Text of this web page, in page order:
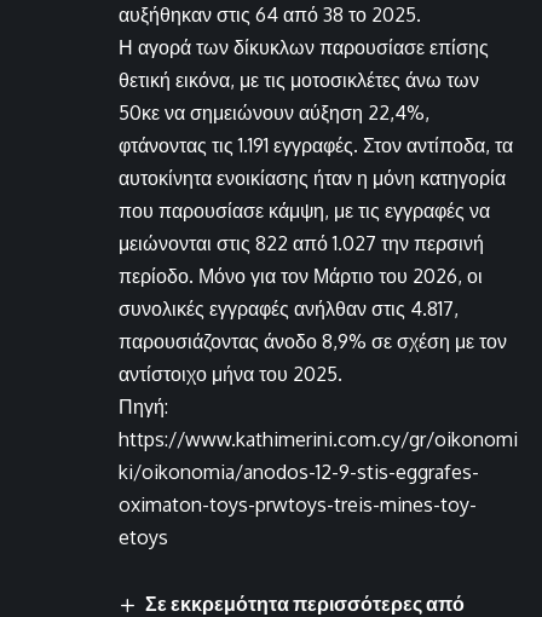
αυξήθηκαν στις 64 από 38 το 2025.
Η αγορά των δίκυκλων παρουσίασε επίσης
θετική εικόνα, με τις μοτοσικλέτες άνω των
50κε να σημειώνουν αύξηση 22,4%,
φτάνοντας τις 1.191 εγγραφές. Στον αντίποδα, τα
αυτοκίνητα ενοικίασης ήταν η μόνη κατηγορία
που παρουσίασε κάμψη, με τις εγγραφές να
μειώνονται στις 822 από 1.027 την περσινή
περίοδο. Μόνο για τον Μάρτιο του 2026, οι
συνολικές εγγραφές ανήλθαν στις 4.817,
παρουσιάζοντας άνοδο 8,9% σε σχέση με τον
αντίστοιχο μήνα του 2025.
Πηγή:
https://www.kathimerini.com.cy/gr/oikonomi
ki/oikonomia/anodos-12-9-stis-eggrafes-
oximaton-toys-prwtoys-treis-mines-toy-
etoys
Σε εκκρεμότητα περισσότερες από